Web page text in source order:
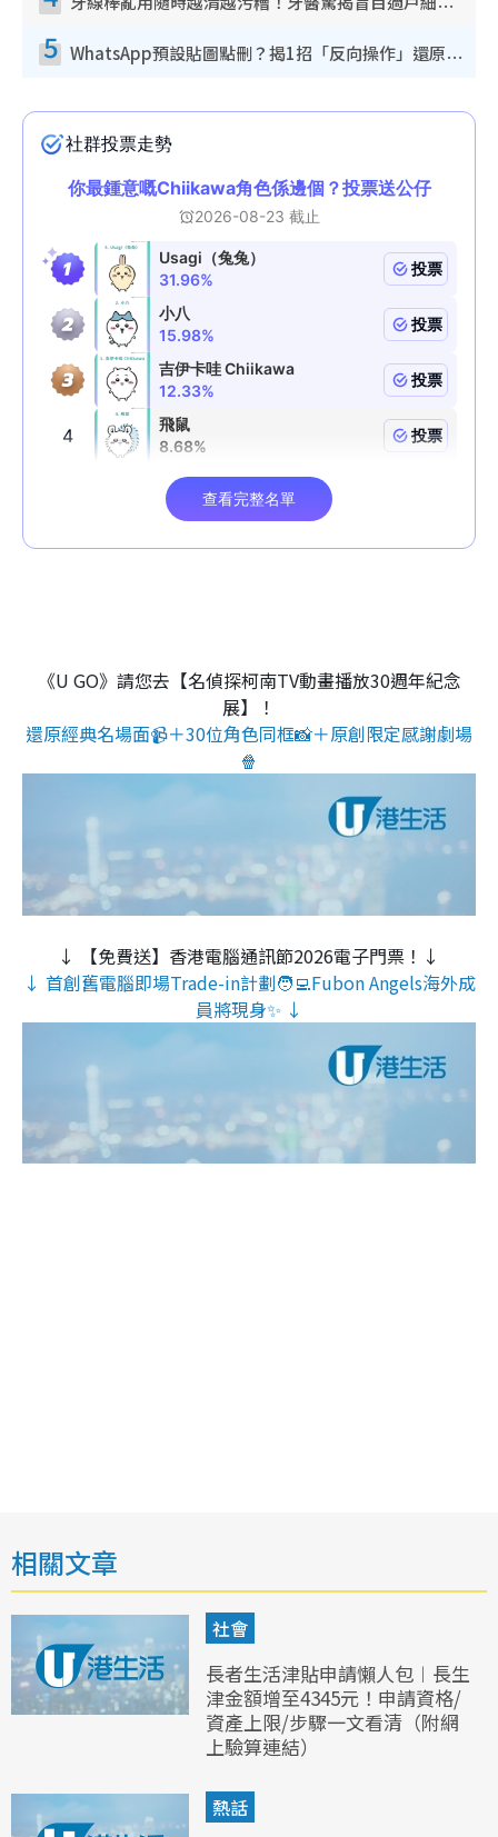
牙線棒亂用隨時越清越污糟！牙醫驚揭盲目過戶細菌恐致蛀牙：呢種先係日常真保養
5 WhatsApp預設貼圖點刪？揭1招「反向操作」還原簡潔介面 附3步實測教學
《U GO》請您去【名偵探柯南TV動畫播放30週年紀念
展】！
還原經典名場面📹＋30位角色同框📸＋原創限定感謝劇場
🍿
↓ 【免費送】香港電腦通訊節2026電子門票！↓
↓ 首創舊電腦即場Trade-in計劃🧑‍💻Fubon Angels海外成
員將現身✨ ↓
相關文章
社會
長者生活津貼申請懶人包︱長生
津金額增至4345元！申請資格/
資產上限/步驟一文看清（附網
上驗算連結）
熱話